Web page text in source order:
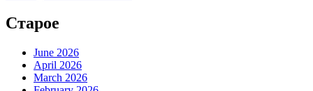
Старое
June 2026
April 2026
March 2026